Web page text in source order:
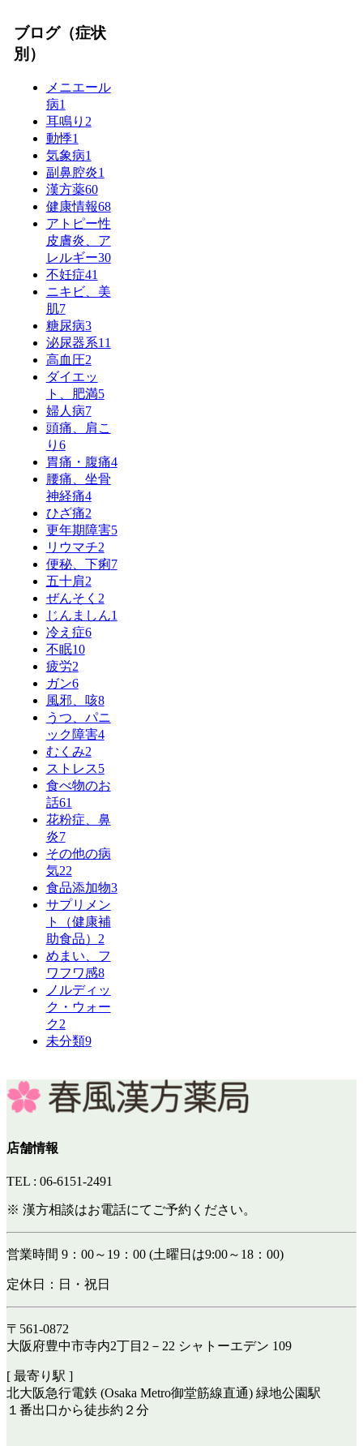
ブログ（症状
別）
メニエール
病1
耳鳴り 2
動悸1
気象病1
副鼻腔炎1
漢方薬60
健康情報68
アトピー性
皮膚炎、ア
レルギー30
不妊症41
ニキビ、美
肌7
糖尿病3
泌尿器系11
高血圧2
ダイエッ
ト、肥満5
婦人病7
頭痛、肩こ
り 6
胃痛・腹痛4
腰痛、坐骨
神経痛4
ひざ痛2
更年期障害5
リウマチ2
便秘、下痢7
五十肩2
ぜんそく 2
じんましん1
冷え症6
不眠10
疲労2
ガン6
風邪、咳8
うつ、パニ
ック障害4
むくみ2
ストレス5
食べ物のお
話61
花粉症、鼻
炎7
その他の病
気22
食品添加物3
サプリメン
ト（健康補
助食品） 2
めまい、フ
ワフワ感8
ノルディッ
ク・ウォー
ク2
未分類9
店舗情報
TEL : 06-6151-2491
※ 漢方相談はお電話にてご予約ください。
営業時間 9：00～19：00 (土曜日は9:00～18：00)
定休日：日・祝日
〒561-0872
大阪府豊中市寺内2丁目2－22 シャトーエデン 109
[ 最寄り駅 ]
北大阪急行電鉄 (Osaka Metro御堂筋線直通) 緑地公園駅
１番出口から徒歩約２分